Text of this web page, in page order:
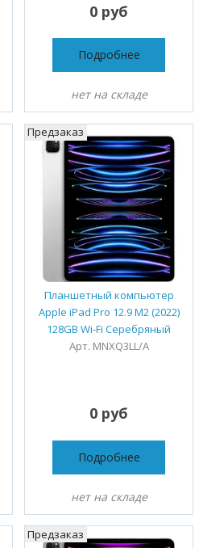
0 руб
Подробнее
нет на складе
Планшетный компьютер
Apple iPad Pro 12.9 M2 (2022)
128GB Wi-Fi Серебряный
Арт. MNXQ3LL/A
Предзаказ
0 руб
Подробнее
нет на складе
Предзаказ